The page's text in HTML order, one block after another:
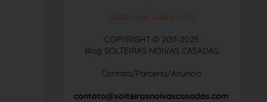
Saiba mais sobre mim
COPYRIGHT © 2011-2025
Blog SOLTEIRAS NOIVAS CASADAS
Contato/Parceria/Anúncio
contato@solteirasnoivascasadas.com